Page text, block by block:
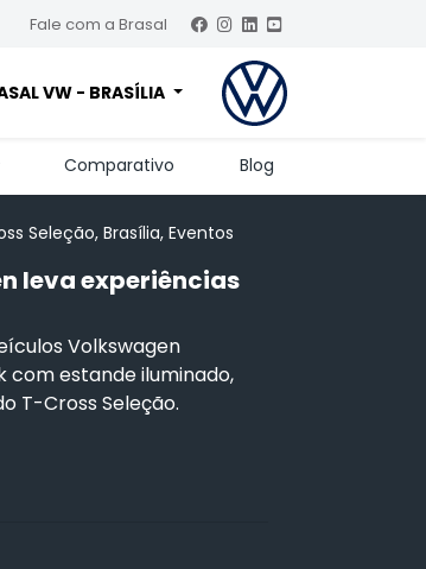
Fale com a Brasal
VW - BRASÍLIA
Comparativo Blog
Seleção, Brasília, Eventos
leva experiências
Volkswagen
com estande iluminado,
T-Cross Seleção.